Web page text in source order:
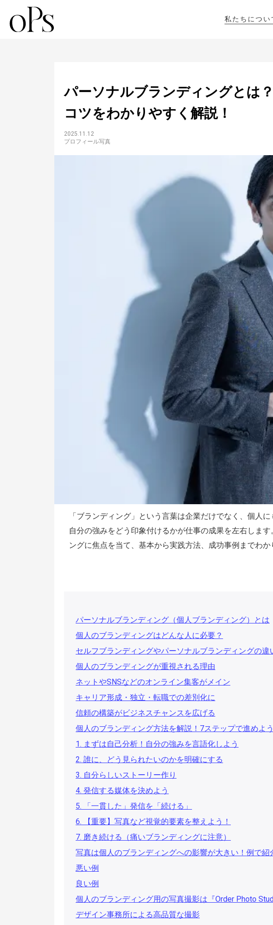
パーソナルブランディングとは
コツをわかりやすく解説！
2025.11.12
プロフィール写真
「ブランディング」という言葉は企業だけでなく、個人に
自分の強みをどう印象付けるかが仕事の成果を左右しま
ングに焦点を当て、基本から実践方法、成功事例までわか
パーソナルブランディング（個人ブランディング）とは
個人のブランディングはどんな人に必要？
セルフブランディングやパーソナルブランディングの違
個人のブランディングが重視される理由
ネットやSNSなどのオンライン集客がメイン
キャリア形成・独立・転職での差別化に
信頼の構築がビジネスチャンスを広げる
個人のブランディング方法を解説！7ステップで進めよう
1. まずは自己分析！自分の強みを言語化しよう
2. 誰に、どう見られたいのかを明確にする
3. 自分らしいストーリー作り
4. 発信する媒体を決めよう
5. 「一貫した」発信を「続ける」
6. 【重要】写真など視覚的要素を整えよう！
7. 磨き続ける（痛いブランディングに注意）
写真は個人のブランディングへの影響が大きい！例で紹
悪い例
良い例
個人のブランディング用の写真撮影は『Order Photo
デザイン事務所による高品質な撮影
私たちについ